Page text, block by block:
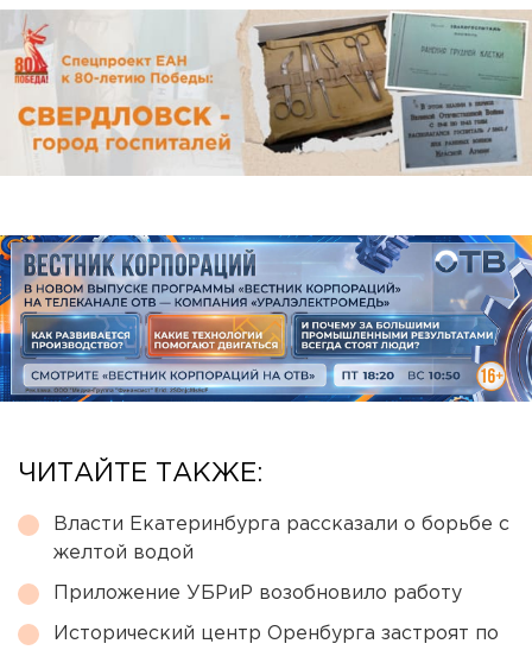
ЧИТАЙТЕ ТАКЖЕ:
Власти Екатеринбурга рассказали о борьбе с
желтой водой
Приложение УБРиР возобновило работу
Исторический центр Оренбурга застроят по